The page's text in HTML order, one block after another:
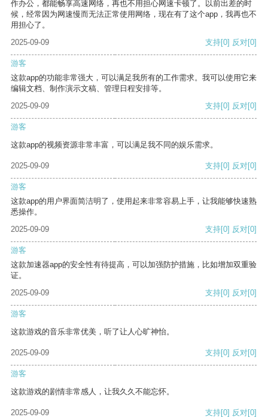
作办公，都能畅享高速网络，再也不用担心网速卡顿了。以前出差的时
候，经常因为网速慢而无法正常使用网络，现在有了这个app，我再也不
用担心了。
2025-09-09
支持[0] 反对[0]
游客
这款app的功能非常强大，可以满足我所有的工作需求。我可以使用它来
编辑文档、制作演示文稿、管理日程安排等。
2025-09-09
支持[0] 反对[0]
游客
这款app的视频资源非常丰富，可以满足我不同的娱乐需求。
2025-09-09 支持[0] 反对[0]
游客
这款app的用户界面简洁明了，使用起来非常容易上手，让我能够快速熟
悉操作。
2025-09-09
支持[0] 反对[0]
游客
这款加速器app的安全性有待提高，可以加强防护措施，比如增加双重验
证。
2025-09-09
支持[0] 反对[0]
游客
这款游戏的音乐非常优美，听了让人心旷神怡。
2025-09-09 支持[0] 反对[0]
游客
这款游戏的剧情非常感人，让我久久不能忘怀。
2025-09-09 支持[0] 反对[0]